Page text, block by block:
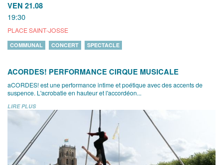
VEN 21.08
19:30
PLACE SAINT-JOSSE
COMMUNAL CONCERT SPECTACLE
ACORDES! PERFORMANCE CIRQUE MUSICALE
aCORDES! est une performance intime et poétique avec des accents de
suspence. L'acrobatie en hauteur et l'accordéon...
LIRE PLUS